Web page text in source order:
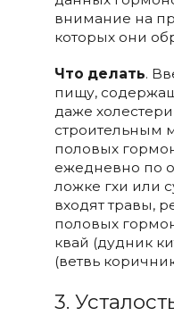
внимание на
которых они
Что делать.
пищу,
даже
строительным
половых
ежедневно по
ложке гхи или
входят травы,
половых
квай (дудник
(ветвь
3.